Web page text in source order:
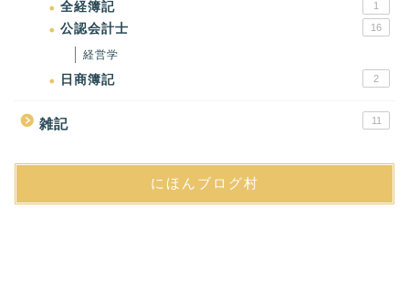
全経簿記 1
公認会計士 16
経営学
日商簿記 2
雑記 11
にほんブログ村